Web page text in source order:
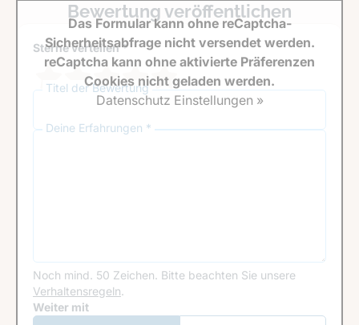
Bewertung veröffentlichen
Sterne verteilen *
Titel der Bewertung
Deine Erfahrungen *
Noch mind. 50 Zeichen. Bitte beachten Sie unsere
Verhaltensregeln.
Google Recaptcha
Weiter mit
Das Formular kann ohne reCaptcha-
Sicherheitsabfrage nicht versendet werden.
reCaptcha kann ohne aktivierte Präferenzen
Cookies nicht geladen werden.
Datenschutz Einstellungen »